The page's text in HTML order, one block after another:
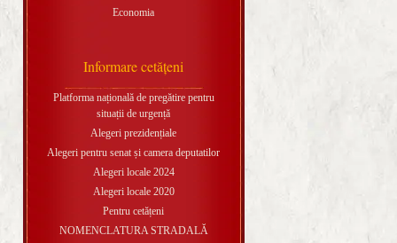
Economia
Informare cetăţeni
Platforma națională de pregătire pentru
situații de urgență
Alegeri prezidențiale
Alegeri pentru senat și camera deputatilor
Alegeri locale 2024
Alegeri locale 2020
Pentru cetățeni
NOMENCLATURA STRADALĂ